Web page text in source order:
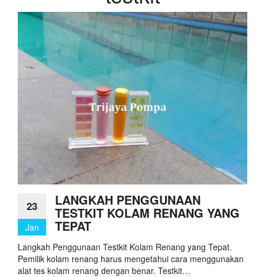
23
Jan
LANGKAH PENGGUNAAN
TESTKIT KOLAM RENANG YANG
TEPAT
Langkah Penggunaan Testkit Kolam Renang yang Tepat.
Pemilik kolam renang harus mengetahui cara menggunakan
alat tes kolam renang dengan benar. Testkit…